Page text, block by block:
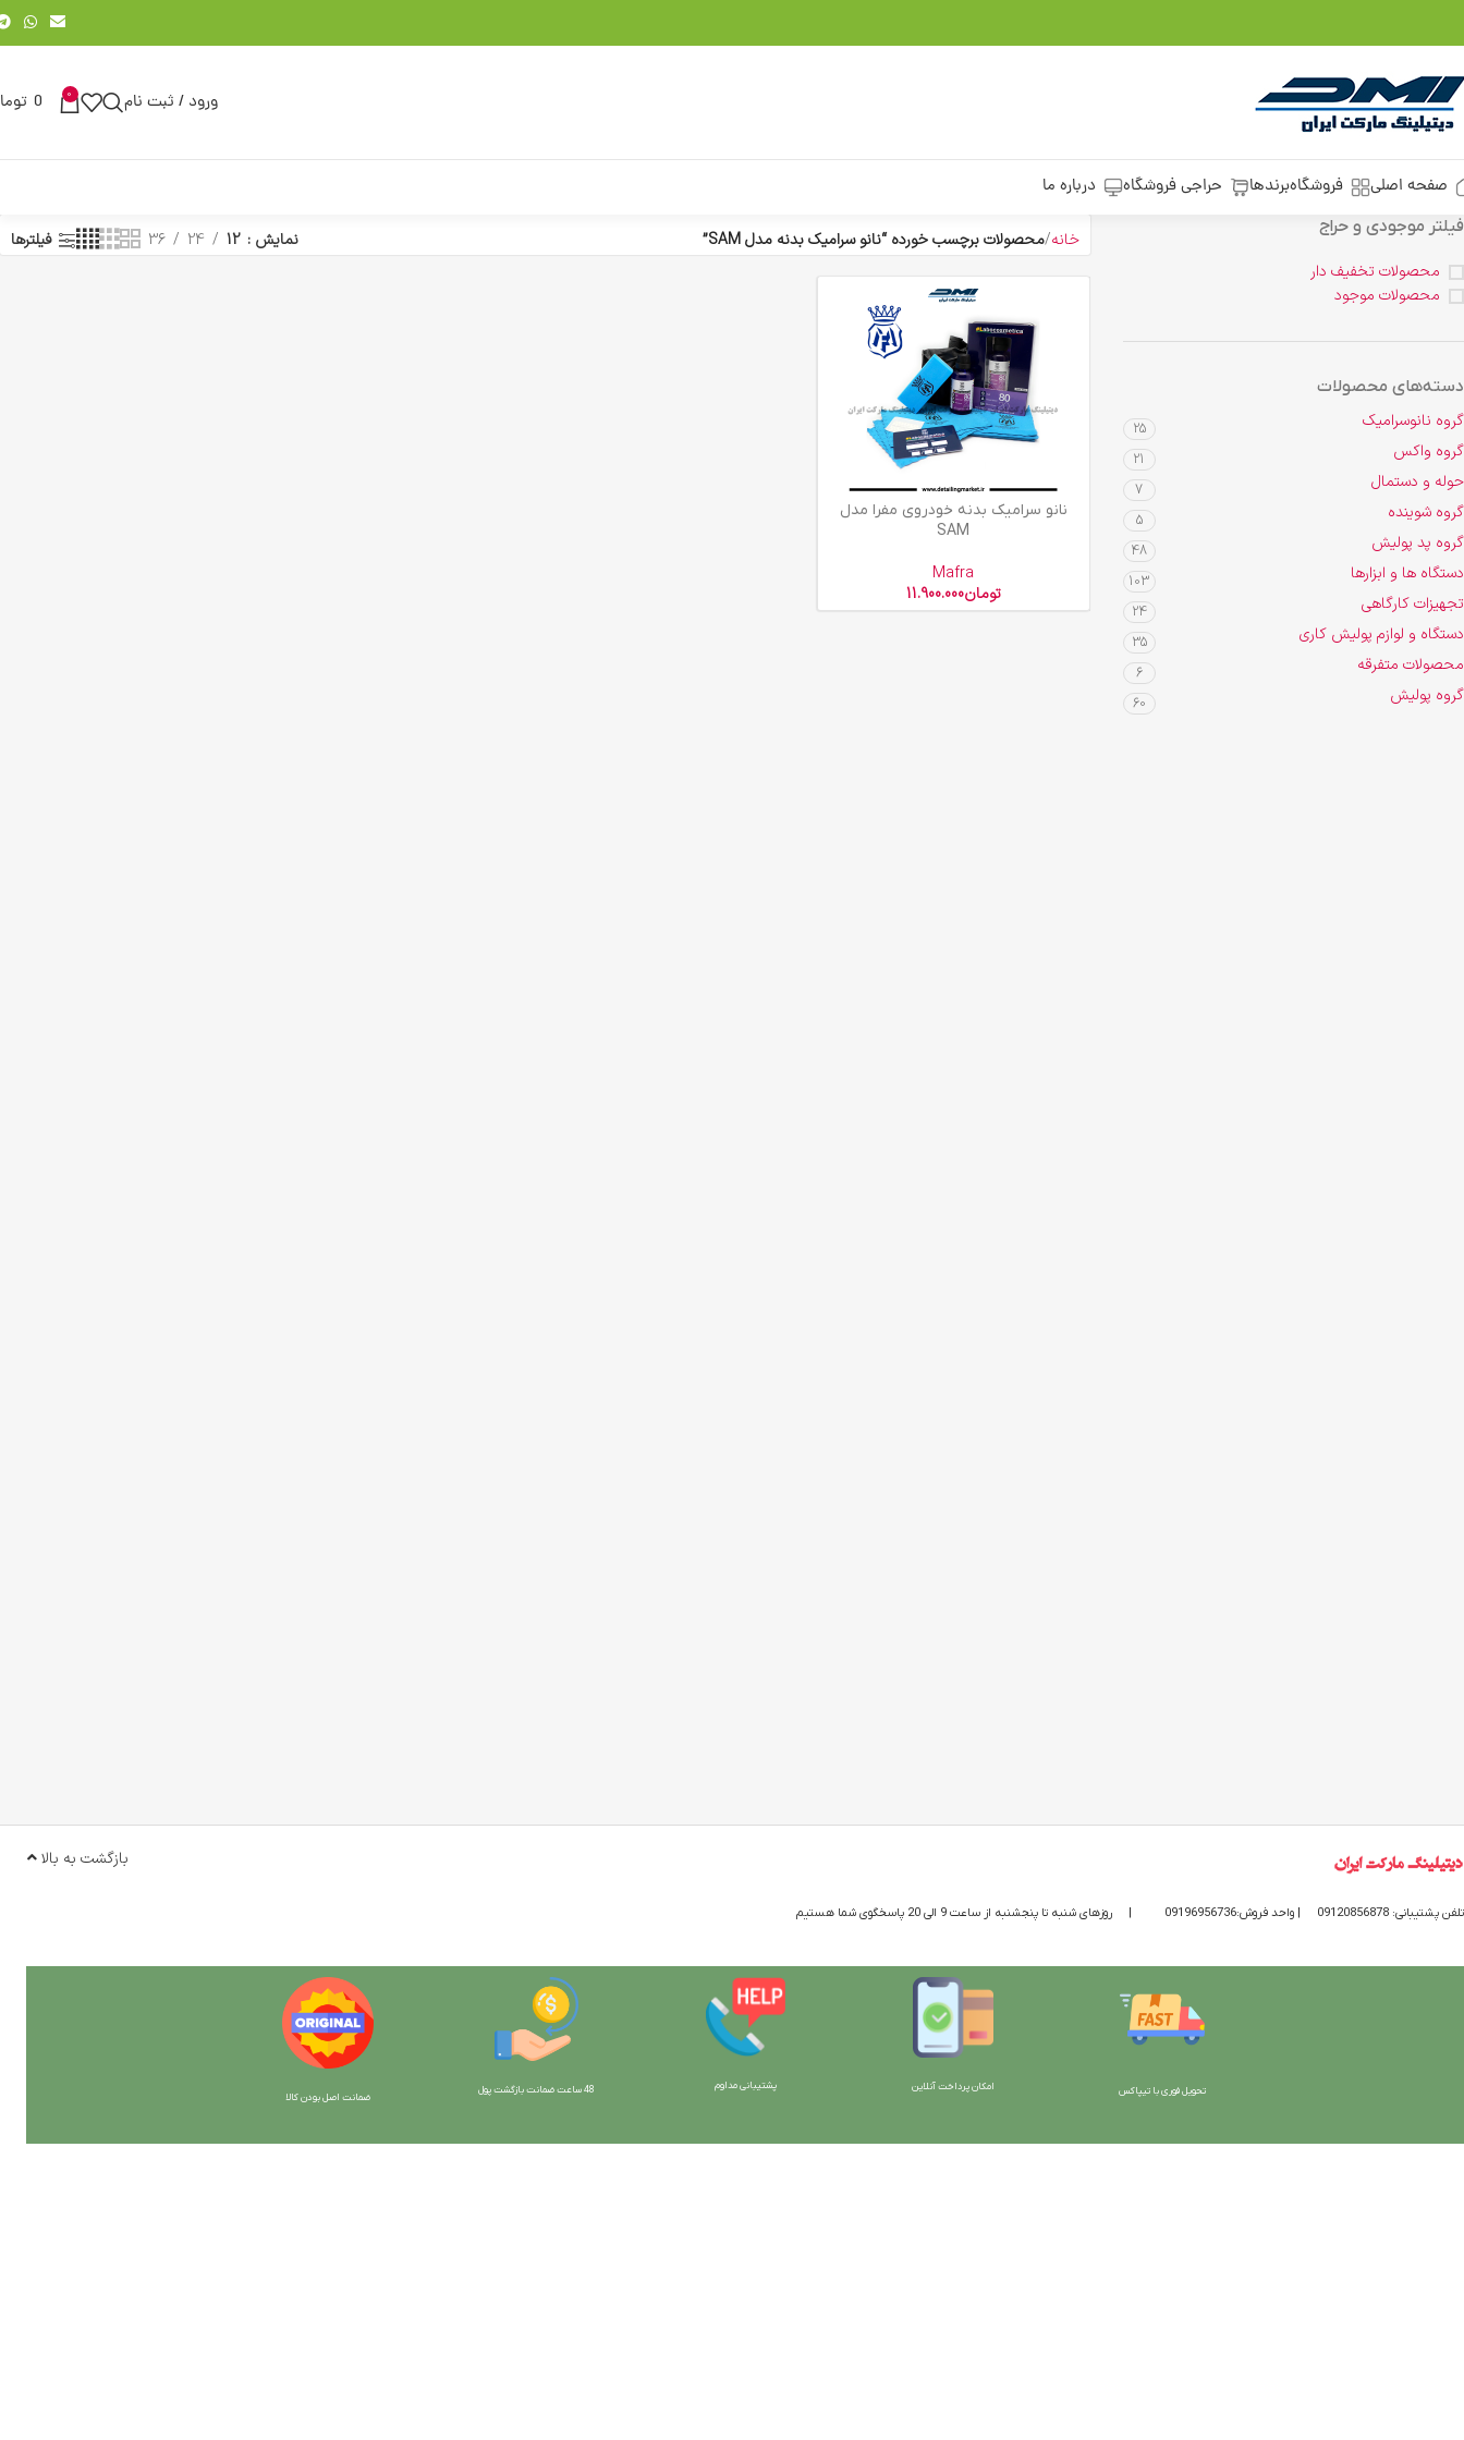
ورود / ثبت نام 0
0
صفحه اصلی فروشگاهبرندها حراجی فروشگاه درباره ما
فیلتر موجودی و حراج
محصولات تخفیف دار
محصولات موجود
دسته‌های محصولات
گروه نانوسرامیک 25
گروه واکس 21
حوله و دستمال 7
گروه شوینده 5
گروه پد پولیش 48
دستگاه ها و ابزارها 103
تجهیزات کارگاهی 24
دستگاه و لوازم پولیش کاری 35
محصولات متفرقه 6
گروه پولیش 60
خانه محصولات برچسب خورده “نانو سرامیک بدنه مدل SAM” نمایش 12
24
36 فیلترها
افزودن به سبد خرید
نانو سرامیک بدنه خودروی مفرا مدل
SAM
Mafra
تومان11.900.000
تلفن پشتیبانی: 09120856878 | واحد فروش:09196956736 | روزهای شنبه تا پنجشنبه از ساعت 9 الی 20 پاسخگوی شما هستیم
بازگشت به بالا
تحویل فوری با تیپاکس امکان پرداخت آنلاین پشتیبانی مداوم 48 ساعت ضمانت بازگش ت پول
ضمانت اصل بودن کالا